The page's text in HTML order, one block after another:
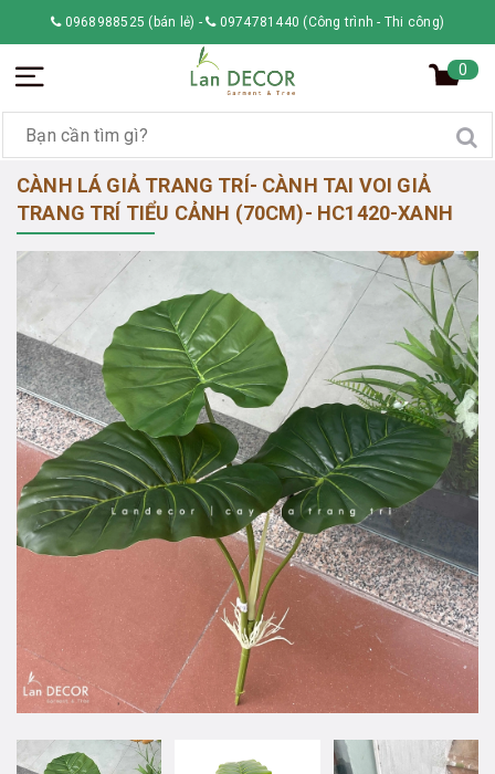
0968988525 (bán lẻ) - 0974781440 (Công trình - Thi công)
0
CÀNH LÁ GIẢ TRANG TRÍ- CÀNH TAI VOI GIẢ
TRANG TRÍ TIỂU CẢNH (70CM)- HC1420-XANH